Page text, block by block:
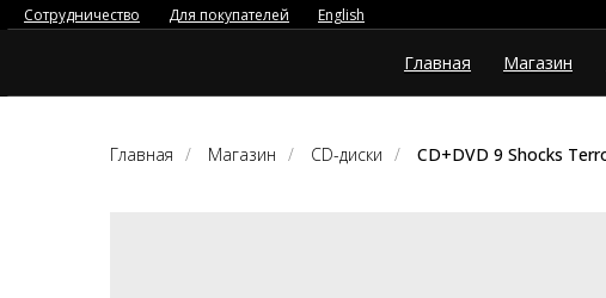
Главная Магазин
Сотрудничество Для покупателей English
Главная / Магазин / CD-диски /